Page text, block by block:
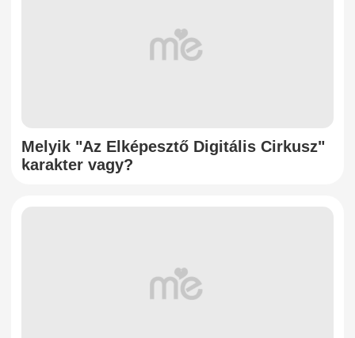
Melyik "Az Elképesztő Digitális Cirkusz"
karakter vagy?